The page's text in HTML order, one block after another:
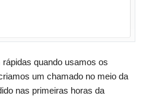
quando usamos os
um chamado no meio da
nas primeiras horas da